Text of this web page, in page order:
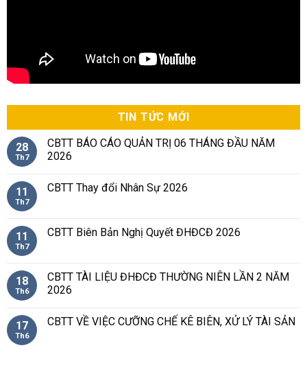
TIN TỨC MỚI
28
Th7
CBTT BÁO CÁO QUẢN TRỊ 06 THÁNG ĐẦU NĂM
2026
11
Th7
CBTT Thay đổi Nhân Sự 2026
11
Th7
CBTT Biên Bản Nghị Quyết ĐHĐCĐ 2026
18
Th6
CBTT TÀI LIỆU ĐHĐCĐ THƯỜNG NIÊN LẦN 2 NĂM
2026
17
Th6
CBTT VỀ VIỆC CƯỠNG CHẾ KÊ BIÊN, XỬ LÝ TÀI SẢN